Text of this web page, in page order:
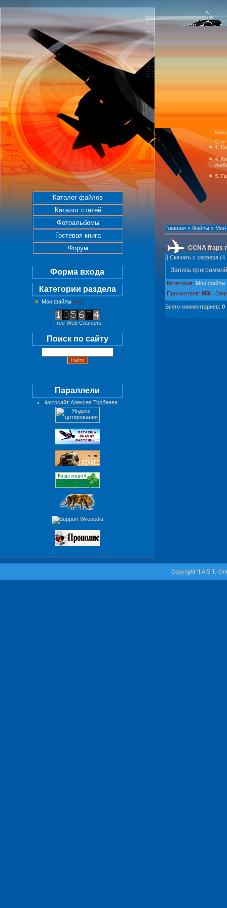
Каталог файлов
Каталог статей
Фотоальбомы
Гостевая книга
Форум
Форма входа
Категории раздела
Мои файлы [14]
Free Web Counters
Поиск по сайту
Параллели
Фотосайт Алексея Торбеева
Главная » Файлы »
CCNA fraps
[ Скачать с сервера
Запись
Категория: Мои файлы
Просмотров: 956
Всего комментариев: 0
Copyright "I.A.S.T.-